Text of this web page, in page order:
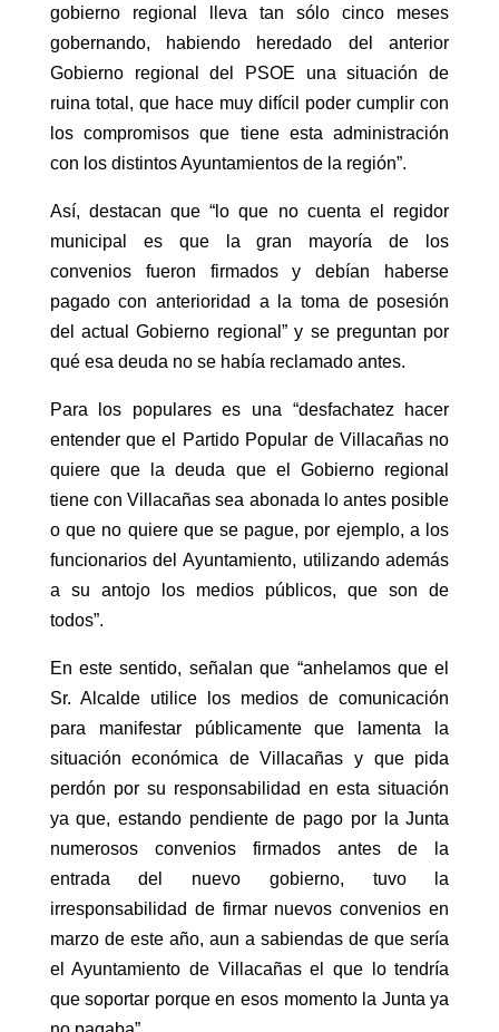
gobierno regional lleva tan sólo cinco meses
gobernando, habiendo heredado del anterior
Gobierno regional del PSOE una situación de
ruina total, que hace muy difícil poder cumplir con
los compromisos que tiene esta administración
con los distintos Ayuntamientos de la región”.
Así, destacan que “lo que no cuenta el regidor
municipal es que la gran mayoría de los
convenios fueron firmados y debían haberse
pagado con anterioridad a la toma de posesión
del actual Gobierno regional” y se preguntan por
qué esa deuda no se había reclamado antes.
Para los populares es una “desfachatez hacer
entender que el Partido Popular de Villacañas no
quiere que la deuda que el Gobierno regional
tiene con Villacañas sea abonada lo antes posible
o que no quiere que se pague, por ejemplo, a los
funcionarios del Ayuntamiento, utilizando además
a su antojo los medios públicos, que son de
todos”.
En este sentido, señalan que “anhelamos que el
Sr. Alcalde utilice los medios de comunicación
para manifestar públicamente que lamenta la
situación económica de Villacañas y que pida
perdón por su responsabilidad en esta situación
ya que, estando pendiente de pago por la Junta
numerosos convenios firmados antes de la
entrada del nuevo gobierno, tuvo la
irresponsabilidad de firmar nuevos convenios en
marzo de este año, aun a sabiendas de que sería
el Ayuntamiento de Villacañas el que lo tendría
que soportar porque en esos momento la Junta ya